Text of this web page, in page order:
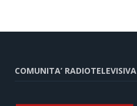
COMUNITA’